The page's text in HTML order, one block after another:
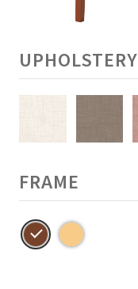
UPHOLSTERY
FRAME